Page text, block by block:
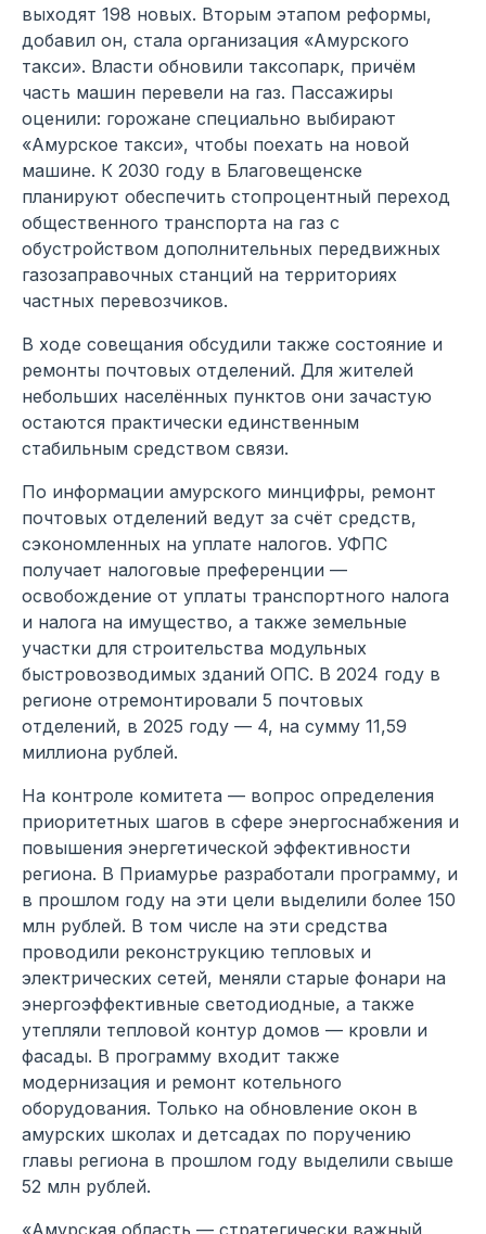
выходят 198 новых. Вторым этапом реформы,
добавил он, стала организация «Амурского
такси». Власти обновили таксопарк, причём
часть машин перевели на газ. Пассажиры
оценили: горожане специально выбирают
«Амурское такси», чтобы поехать на новой
машине. К 2030 году в Благовещенске
планируют обеспечить стопроцентный переход
общественного транспорта на газ с
обустройством дополнительных передвижных
газозаправочных станций на территориях
частных перевозчиков.
В ходе совещания обсудили также состояние и
ремонты почтовых отделений. Для жителей
небольших населённых пунктов они зачастую
остаются практически единственным
стабильным средством связи.
По информации амурского минцифры, ремонт
почтовых отделений ведут за счёт средств,
сэкономленных на уплате налогов. УФПС
получает налоговые преференции —
освобождение от уплаты транспортного налога
и налога на имущество, а также земельные
участки для строительства модульных
быстровозводимых зданий ОПС. В 2024 году в
регионе отремонтировали 5 почтовых
отделений, в 2025 году — 4, на сумму 11,59
миллиона рублей.
На контроле комитета — вопрос определения
приоритетных шагов в сфере энергоснабжения и
повышения энергетической эффективности
региона. В Приамурье разработали программу, и
в прошлом году на эти цели выделили более 150
млн рублей. В том числе на эти средства
проводили реконструкцию тепловых и
электрических сетей, меняли старые фонари на
энергоэффективные светодиодные, а также
утепляли тепловой контур домов — кровли и
фасады. В программу входит также
модернизация и ремонт котельного
оборудования. Только на обновление окон в
амурских школах и детсадах по поручению
главы региона в прошлом году выделили свыше
52 млн рублей.
«Амурская область — стратегически важный